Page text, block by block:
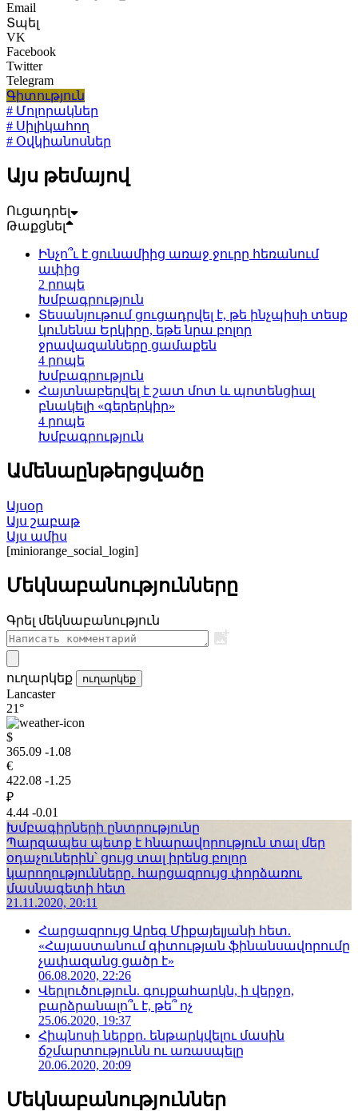
Email
Տպել
VK
Facebook
Twitter
Telegram
Գիտություն
# Մոլորակներ
# Սիլիկահող
# Օվկիանոսներ
Այս թեմայով
Ուցադրել
Թաքցնել
Ինչո՞ւ է ցունամիից առաջ ջուրը հեռանում
ափից
2 րոպե
Խմբագրություն
Տեսանյութում ցուցադրվել է, թե ինչպիսի տեսք
կունենա Երկիրը, եթե նրա բոլոր
ջրավազանները ցամաքեն
4 րոպե
Խմբագրություն
Հայտնաբերվել է շատ մոտ և պոտենցիալ
բնակելի «գերերկիր»
4 րոպե
Խմբագրություն
Ամենաընթերցվածը
Այսօր
Այս շաբաթ
Այս ամիս
[miniorange_social_login]
Մեկնաբանությունները
Գրել մեկնաբանություն
ուղարկեք ուղարկեք
Lancaster
21°
$
365.09 -1.08
€
422.08 -1.25
₽
4.44 -0.01
Խմբագիրների ընտրությունը
Պարզապես պետք է հնարավորություն տալ մեր
օդաչուներին՝ ցույց տալ իրենց բոլոր
կարողությունները. հարցազրույց փորձառու
մասնագետի հետ
21.11.2020, 20:11
Հարցազրույց Արեգ Միքայելյանի հետ.
«Հայաստանում գիտության ֆինանսավորումը
չափազանց ցածր է»
06.08.2020, 22:26
Վերլուծություն. գույքահարկն, ի վերջո,
բարձրանալո՞ւ է, թե՞ ոչ
25.06.2020, 19:37
Հիպնոսի ներքո. ենթարկվելու մասին
ճշմարտությունն ու առասպելը
20.06.2020, 20:09
Մեկնաբանություններ